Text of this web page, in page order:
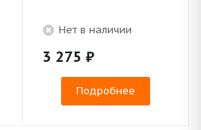
Нет в наличии
3 275 ₽
Подробнее